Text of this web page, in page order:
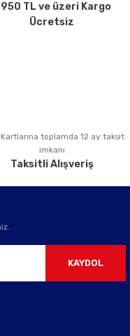
TL ve üzeri Kargo
Ücretsiz
Kartlarına toplamda 12 ay taksit
imkanı
Taksitli Alışveriş
KAYDOL